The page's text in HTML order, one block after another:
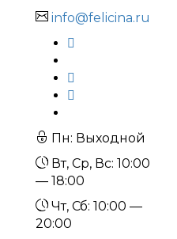
info@felicina.ru
Пн: Выходной
Вт, Ср, Вс: 10:00
— 18:00
Чт, Сб: 10:00 —
20:00